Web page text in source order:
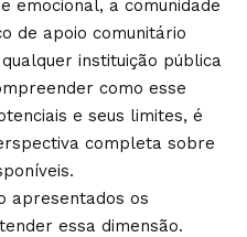
emocional, a comunidade
de apoio comunitário
instituição pública
como esse
e seus limites, é
completa sobre
apresentados os
essa dimensão.